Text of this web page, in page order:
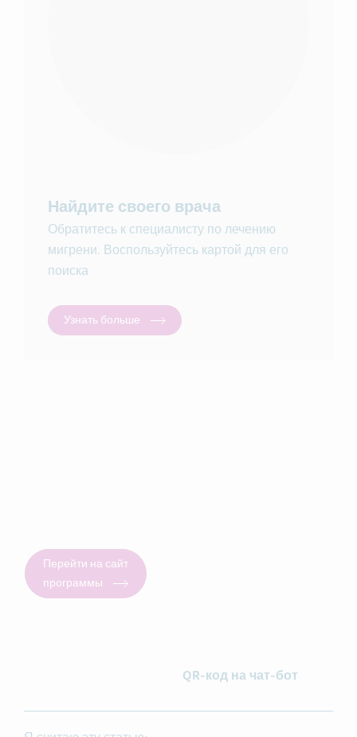
Найдите своего врача
Обратитесь к специалисту по лечению
мигрени. Воспользуйтесь картой для его
поиска
Узнать больше
Перейти на сайт
программы
QR-код на чат-бот